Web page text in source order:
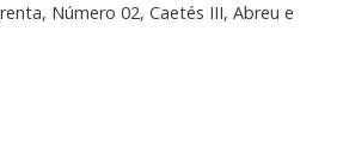
Número 02, Caetés III, Abreu e